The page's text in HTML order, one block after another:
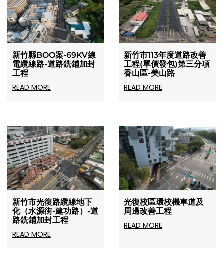
新竹縣BOO案-69KV線
電纜線路-道路銑鋪加封
工程
READ MORE
新竹市113年度道路改善
工程(單價發包)第三分項
香山區-美山路
READ MORE
新竹市光復路纜線地下
化（水源街-建功路）-道
路銑鋪加封工程
READ MORE
光復校區環校機車道及
周邊改善工程
READ MORE